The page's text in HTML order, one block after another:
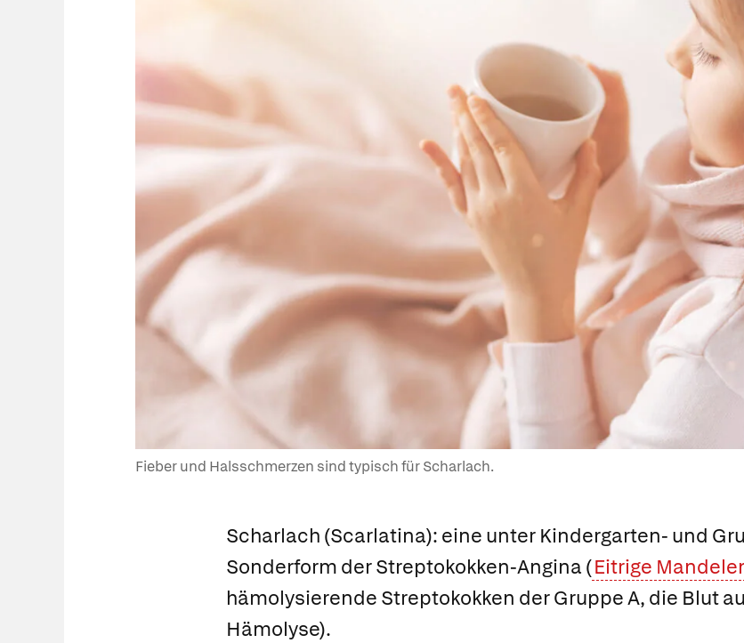
Fieber und Halsschmerzen sind typisch für Scharlach.
Scharlach (Scarlatina): eine unter Kindergarten- und
Sonderform der Streptokokken-Angina (Eitrige
hämolysierende Streptokokken der Gruppe A, die Blut
Hämolyse).